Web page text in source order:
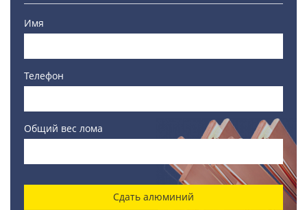
Имя
Телефон
Общий вес лома
Сдать алюминий